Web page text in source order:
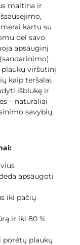
maitina ir
kartu su
dėl savo
apsauginį
plaukų viršutinį
kaip teršalai,
išblukę ir
– natūraliai
savybių.
apsaugoti
iki pačių
ir iki 80 %
porėtų plaukų